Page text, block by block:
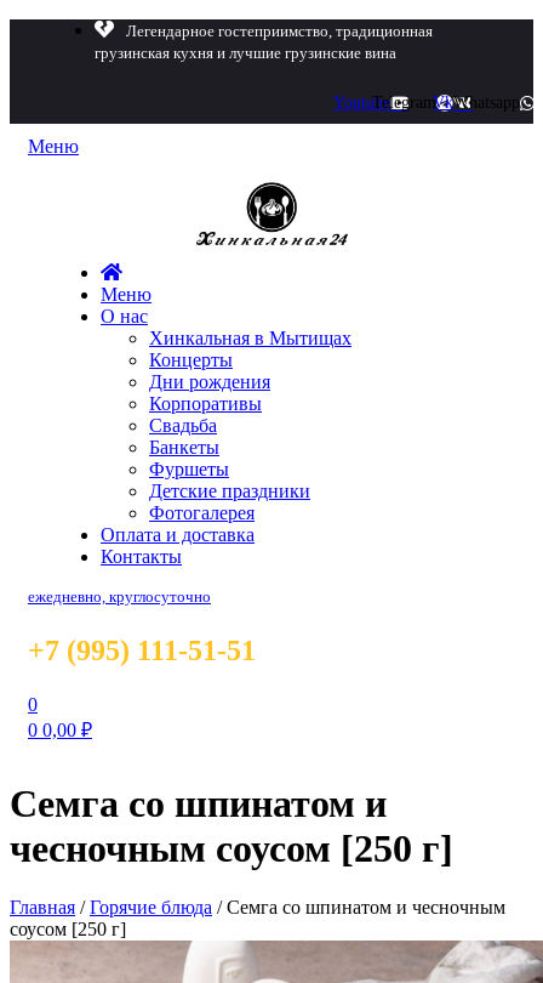
Легендарное гостеприимство, традиционная
грузинская кухня и лучшие грузинские вина
YoutubeTelegramVkWhatsapp
Меню
Меню
О нас
Хинкальная в Мытищах
Концерты
Дни рождения
Корпоративы
Свадьба
Банкеты
Фуршеты
Детские праздники
Фотогалерея
Оплата и доставка
Контакты
ежедневно, круглосуточно
+7 (995) 111-51-51
0
0 0,00 ₽
Семга со шпинатом и
чесночным соусом [250 г]
Главная /Горячие блюда /Семга со шпинатом и чесночным
соусом [250 г]